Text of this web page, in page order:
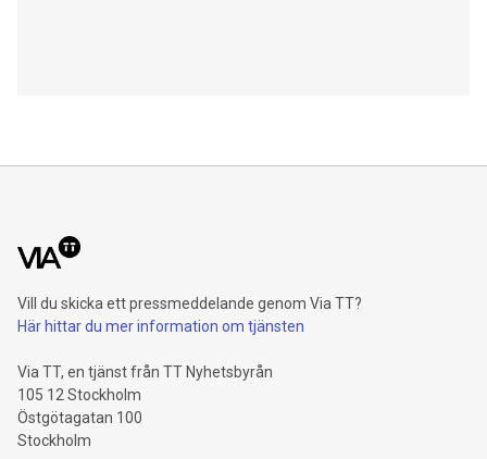
Vill du skicka ett pressmeddelande genom Via TT?
Här hittar du mer information om tjänsten
Via TT, en tjänst från TT Nyhetsbyrån
105 12 Stockholm
Östgötagatan 100
Stockholm